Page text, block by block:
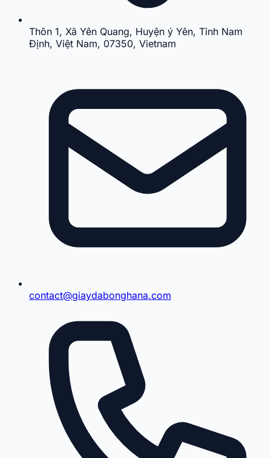
Thôn 1, Xã Yên Quang, Huyện ý Yên, Tỉnh Nam
Định, Việt Nam, 07350, Vietnam
contact@giaydabonghana.com